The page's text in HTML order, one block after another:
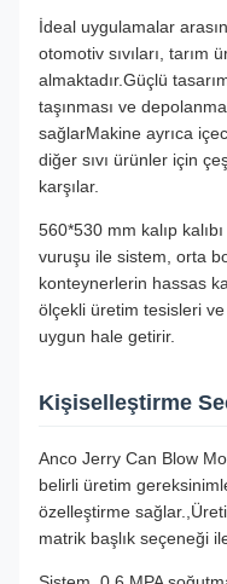
İdeal uygulamalar
otomotiv sıvıları,
almaktadır.Güçlü
taşınması ve
sağlarMakine ayrıca
diğer sıvı ürünler için
karşılar.
560*530 mm kalıp
vuruşu ile sistem, orta
konteynerlerin hassas
ölçekli üretim tesisleri
uygun hale getirir.
Kişiselleştirme
Anco Jerry Can Blow
belirli üretim
özelleştirme
matrik başlık seçeneği